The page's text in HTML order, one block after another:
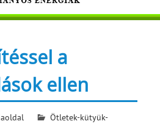
energiák.
a
ellen
Ötletek-kütyük-